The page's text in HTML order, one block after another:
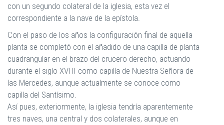
con un segundo colateral de la iglesia, esta vez el
correspondiente a la nave de la epístola.
Con el paso de los años la configuración final de aquella
planta se completó con el añadido de una capilla de planta
cuadrangular en el brazo del crucero derecho, actuando
durante el siglo XVIII como capilla de Nuestra Señora de
las Mercedes, aunque actualmente se conoce como
capilla del Santísimo.
Así pues, exteriormente, la iglesia tendría aparentemente
tres naves, una central y dos colaterales, aunque en